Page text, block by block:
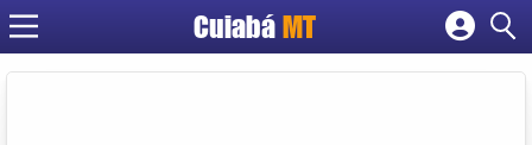
Cuiabá MT
Cadastrar empresa